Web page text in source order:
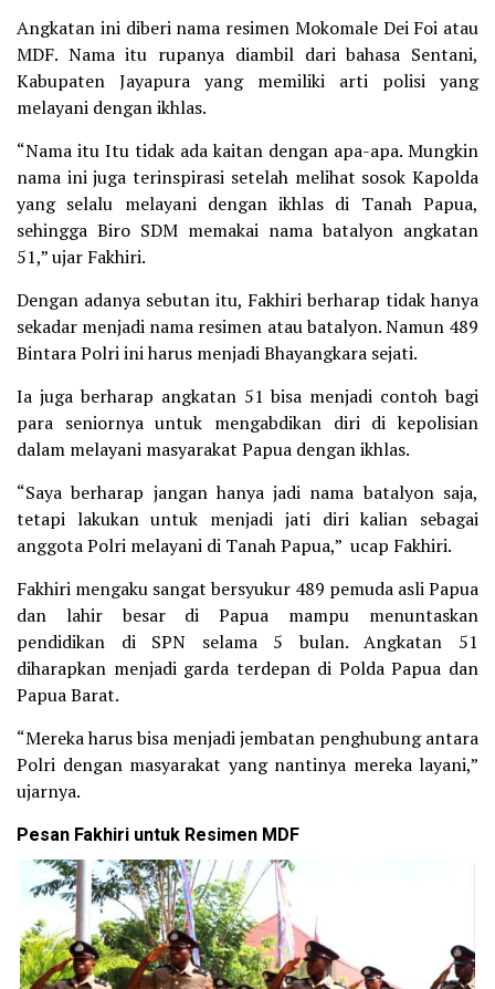
Angkatan ini diberi nama resimen Mokomale Dei Foi atau
MDF. Nama itu rupanya diambil dari bahasa Sentani,
Kabupaten Jayapura yang memiliki arti polisi yang
melayani dengan ikhlas.
“Nama itu Itu tidak ada kaitan dengan apa-apa. Mungkin
nama ini juga terinspirasi setelah melihat sosok Kapolda
yang selalu melayani dengan ikhlas di Tanah Papua,
sehingga Biro SDM memakai nama batalyon angkatan
51,” ujar Fakhiri.
Dengan adanya sebutan itu, Fakhiri berharap tidak hanya
sekadar menjadi nama resimen atau batalyon. Namun 489
Bintara Polri ini harus menjadi Bhayangkara sejati.
Ia juga berharap angkatan 51 bisa menjadi contoh bagi
para seniornya untuk mengabdikan diri di kepolisian
dalam melayani masyarakat Papua dengan ikhlas.
“Saya berharap jangan hanya jadi nama batalyon saja,
tetapi lakukan untuk menjadi jati diri kalian sebagai
anggota Polri melayani di Tanah Papua,” ucap Fakhiri.
Fakhiri mengaku sangat bersyukur 489 pemuda asli Papua
dan lahir besar di Papua mampu menuntaskan
pendidikan di SPN selama 5 bulan. Angkatan 51
diharapkan menjadi garda terdepan di Polda Papua dan
Papua Barat.
“Mereka harus bisa menjadi jembatan penghubung antara
Polri dengan masyarakat yang nantinya mereka layani,”
ujarnya.
Pesan Fakhiri untuk Resimen MDF